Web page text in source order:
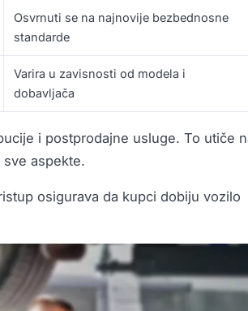
Osvrnuti se na najnovije bezbednosne
standarde
Varira u zavisnosti od modela i
dobavljača
i postprodajne usluge. To utiče
sve aspekte.
osigurava da kupci dobiju vozilo